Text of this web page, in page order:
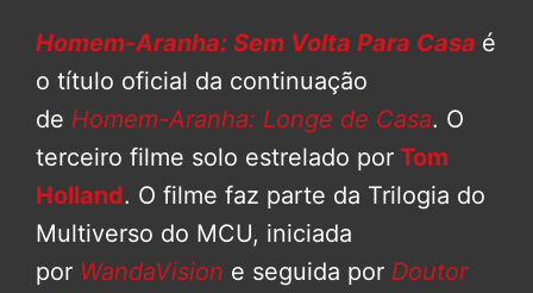
Homem-Aranha: Sem Volta Para Casa é
o título oficial da continuação
de Homem-Aranha: Longe de Casa. O
terceiro filme solo estrelado por Tom
Holland. O filme faz parte da Trilogia do
Multiverso do MCU, iniciada
por WandaVision e seguida por Doutor